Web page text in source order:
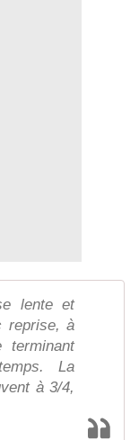
lente et
reprise, à
La
à 3/4,